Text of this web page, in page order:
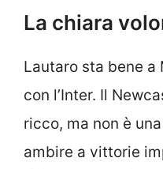
La chiara
Lautaro sta bene a
con l’Inter. Il
ricco, ma non è
ambire a vittorie